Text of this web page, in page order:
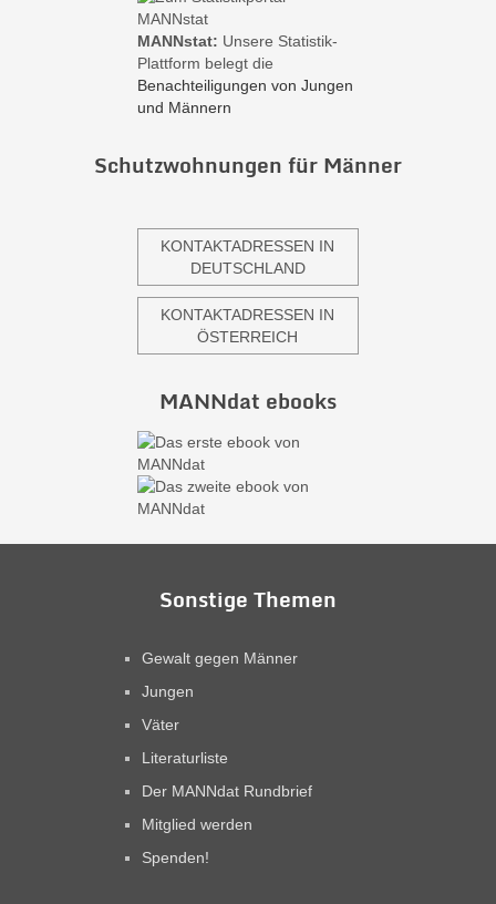
MANNstat: Unsere Statistik-
Plattform belegt die
Benachteiligungen von Jungen
und Männern
Schutzwohnungen für Männer
KONTAKTADRESSEN IN
DEUTSCHLAND
KONTAKTADRESSEN IN
ÖSTERREICH
MANNdat ebooks
Sonstige Themen
Gewalt gegen Männer
Jungen
Väter
Literaturliste
Der MANNdat Rundbrief
Mitglied werden
Spenden!